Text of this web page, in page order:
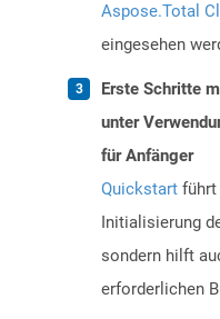
Aspose.Total
eingesehen
Erste Schritte
unter
für Anfänger
Quickstart führt
Initialisierung
sondern hilft
erforderlichen